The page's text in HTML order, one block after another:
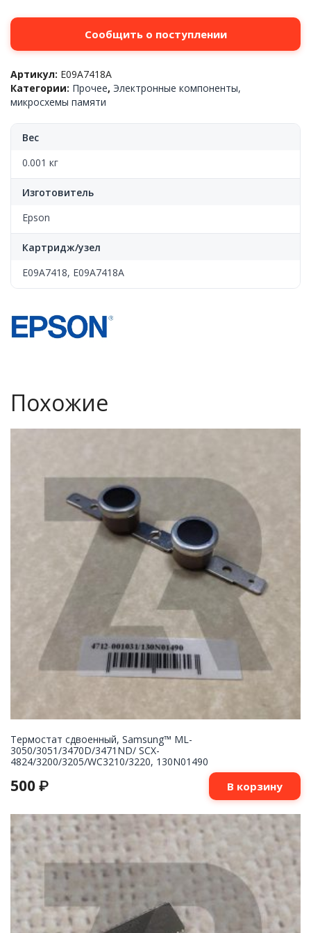
Сообщить о поступлении
Артикул: E09A7418A
Категории: Прочее, Электронные компоненты,
микросхемы памяти
Вес
0.001 кг
Изготовитель
Epson
Картридж/узел
E09A7418, E09A7418A
Похожие
Термостат сдвоенный, Samsung™ ML-
3050/3051/3470D/3471ND/ SCX-
4824/3200/3205/WC3210/3220, 130N01490
500 ₽ В корзину